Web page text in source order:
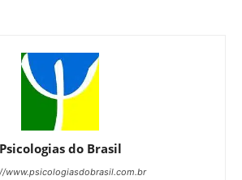
Psicologias do Brasil
www.psicologiasdobrasil.com.br